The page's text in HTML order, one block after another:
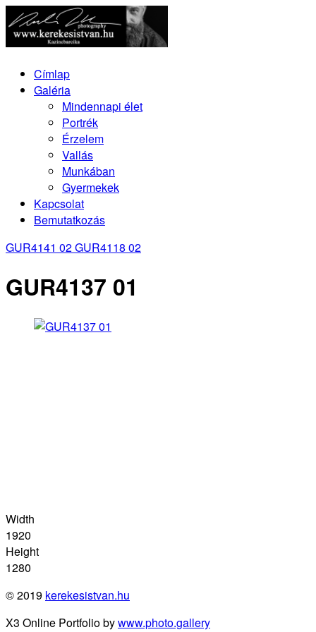
Címlap
Galéria
Mindennapi élet
Portrék
Érzelem
Vallás
Munkában
Gyermekek
Kapcsolat
Bemutatkozás
GUR4141 02GUR4118 02
GUR4137 01
Width
1920
Height
1280
© 2019 kerekesistvan.hu
X3 Online Portfolio bywww.photo.gallery